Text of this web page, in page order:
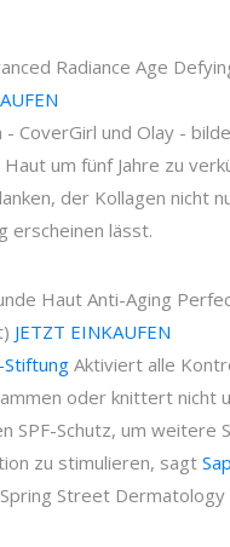
Radiance Age
CoverGirl und Olay -
um fünf Jahre zu
der Kollagen nicht
erscheinen lässt.
Haut Anti-Aging
JETZT EINKAUFEN
Aktiviert alle
oder knittert nicht
SPF-Schutz, um weitere
zu stimulieren, sagt
Street Dermatology